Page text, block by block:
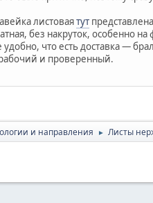
листоваятут
без накруток, особенно
что есть доставка —
и проверенный.
и направления ► Листы